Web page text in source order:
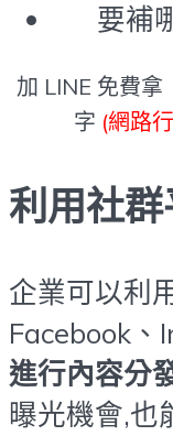
要補
加 LINE 免費
字 (網路
利用社
企業可以利
Facebook
進行內容分
曝光機會,也